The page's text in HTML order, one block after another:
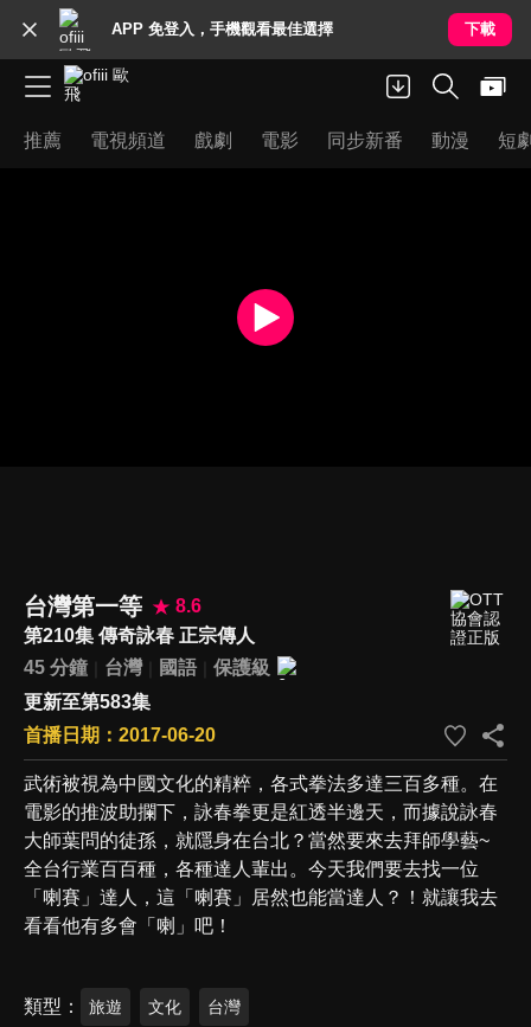
APP 免登入，手機觀看最佳選擇 下載
推薦 電視頻道 戲劇 電影 同步新番 動漫 短
台灣第一等
8.6
第210集 傳奇詠春 正宗傳人
45 分鐘
台灣 國語
保護級
更新至第583集
首播日期：2017-06-20
武術被視為中國文化的精粹，各式拳法多達三百多種。在
電影的推波助攔下，詠春拳更是紅透半邊天，而據說詠春
大師葉問的徒孫，就隱身在台北？當然要來去拜師學藝~
全台行業百百種，各種達人輩出。今天我們要去找一位
「喇賽」達人，這「喇賽」居然也能當達人？！就讓我去
看看他有多會「喇」吧！
類型 旅遊 文化 台灣